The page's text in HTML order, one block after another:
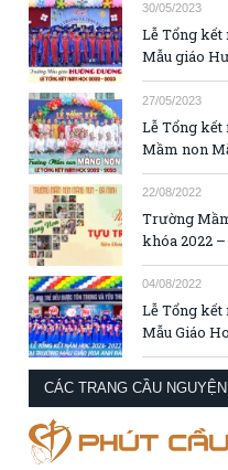
30/05/2023
Lễ Tổng kết
Mẫu giáo
27/05/2023
Lễ Tổng kết
Mầm non
22/08/2022
Trường
khóa 2022 –
04/08/2022
Lễ Tổng kết
Mẫu Giáo
CÁC TRANG CẦU NGUYỆN